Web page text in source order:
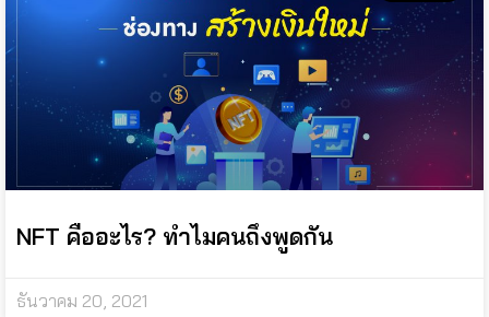
NFT คืออะไร? ทำไมคนถึงพูดกัน
ธันวาคม 20, 2021